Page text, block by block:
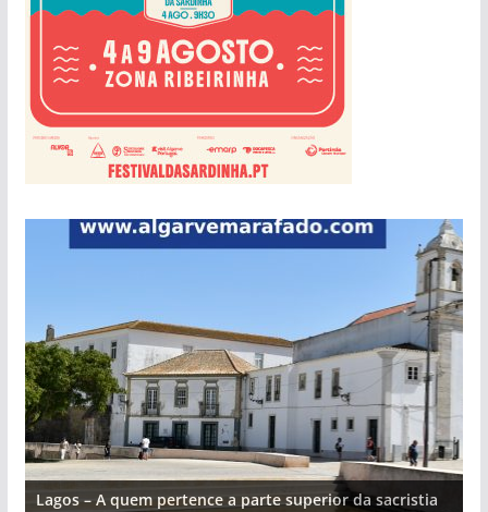
Lagos – A quem pertence a parte superior da sacristia